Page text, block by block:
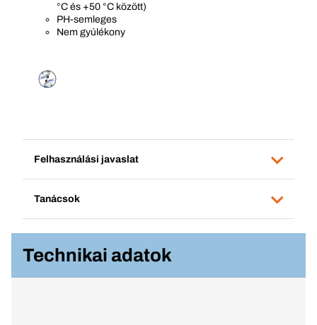
°C és +50 °C között)
PH-semleges
Nem gyúlékony
Felhasználási javaslat
Tanácsok
Technikai adatok